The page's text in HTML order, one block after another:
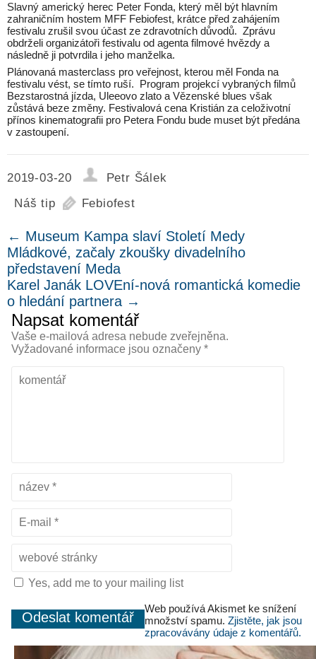
Slavný americký herec Peter Fonda, který měl být hlavním
zahraničním hostem MFF Febiofest, krátce před zahájením
festivalu zrušil svou účast ze zdravotních důvodů. Zprávu
obdrželi organizátoři festivalu od agenta filmové hvězdy a
následně ji potvrdila i jeho manželka.
Plánovaná masterclass pro veřejnost, kterou měl Fonda na
festivalu vést, se tímto ruší. Program projekcí vybraných filmů
Bezstarostná jízda, Uleeovo zlato a Vězenské blues však
zůstává beze změny. Festivalová cena Kristián za celoživotní
přínos kinematografii pro Petera Fondu bude muset být předána
v zastoupení.
2019-03-20
Petr Šálek
Náš tip
Febiofest
← Museum Kampa slaví Století Medy
Mládkové, začaly zkoušky divadelního
představení Meda
Karel Janák LOVEní-nová romantická komedie
o hledání partnera →
Napsat komentář
Vaše e-mailová adresa nebude zveřejněna.
Vyžadované informace jsou označeny *
Yes, add me to your mailing list
Web používá Akismet ke snížení
množství spamu. Zjistěte, jak jsou
zpracovávány údaje z komentářů.